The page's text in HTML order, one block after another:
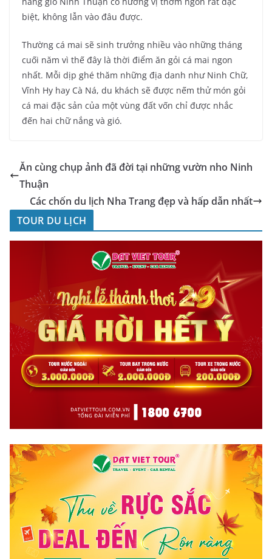
biệt, không lẫn vào đâu được.
Thường cá mai sẽ sinh trưởng nhiều vào những tháng
cuối năm vì thế đây là thời điểm ăn gỏi cá mai ngon
nhất. Mỗi dịp ghé thăm những địa danh như Ninh Chữ,
Vĩnh Hy hay Cà Ná, du khách sẽ được nếm thử món gỏi
cá mai đặc sản của một vùng đất vốn chỉ được nhắc
đến hai chữ nắng và gió.
Ăn cùng chụp ảnh đã đời tại những vườn nho Ninh
Thuận
Các chốn du lịch Nha Trang đẹp và hấp dẫn nhất
TOUR DU LỊCH